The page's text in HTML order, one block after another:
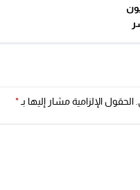
الحقول الإلزامية مشار إليها بـ*